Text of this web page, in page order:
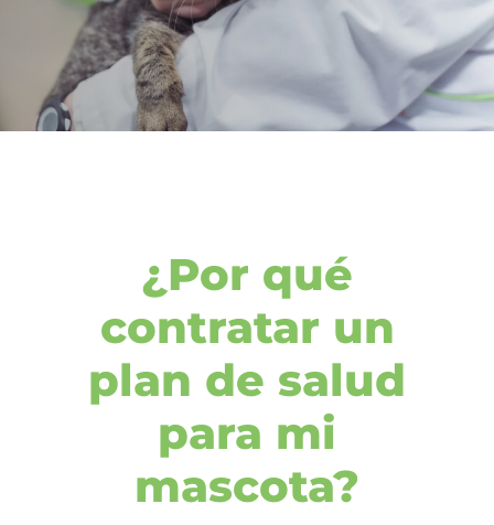
¿Por qué
contratar un
plan de salud
para mi
mascota?